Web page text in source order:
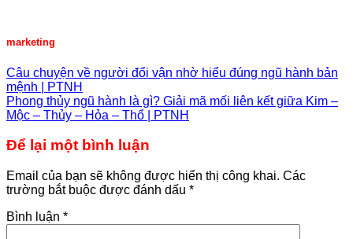
marketing
Câu chuyện về người đổi vận nhờ hiểu đúng ngũ hành bản
mệnh | PTNH
Phong thủy ngũ hành là gì? Giải mã mối liên kết giữa Kim –
Mộc – Thủy – Hỏa – Thổ | PTNH
Để lại một bình luận
Email của bạn sẽ không được hiển thị công khai. Các
trường bắt buộc được đánh dấu *
Bình luận *